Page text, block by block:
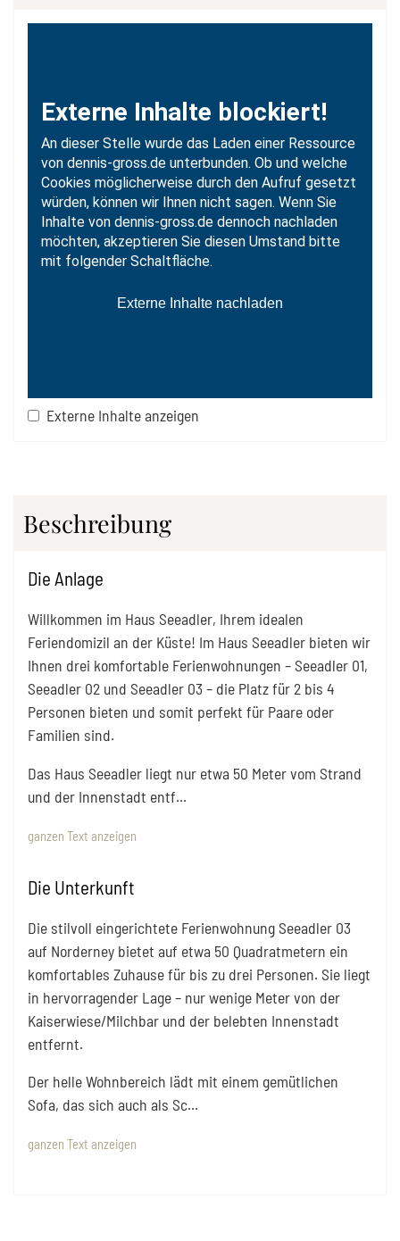
Externe Inhalte anzeigen
Beschreibung
Die Anlage
Willkommen im Haus Seeadler, Ihrem idealen
Feriendomizil an der Küste! Im Haus Seeadler bieten wir
Ihnen drei komfortable Ferienwohnungen – Seeadler 01,
Seeadler 02 und Seeadler 03 – die Platz für 2 bis 4
Personen bieten und somit perfekt für Paare oder
Familien sind.
Das Haus Seeadler liegt nur etwa 50 Meter vom Strand
und der Innenstadt entf...
ganzen Text anzeigen
Die Unterkunft
Die stilvoll eingerichtete Ferienwohnung Seeadler 03
auf Norderney bietet auf etwa 50 Quadratmetern ein
komfortables Zuhause für bis zu drei Personen. Sie liegt
in hervorragender Lage – nur wenige Meter von der
Kaiserwiese/Milchbar und der belebten Innenstadt
entfernt.
Der helle Wohnbereich lädt mit einem gemütlichen
Sofa, das sich auch als Sc...
ganzen Text anzeigen